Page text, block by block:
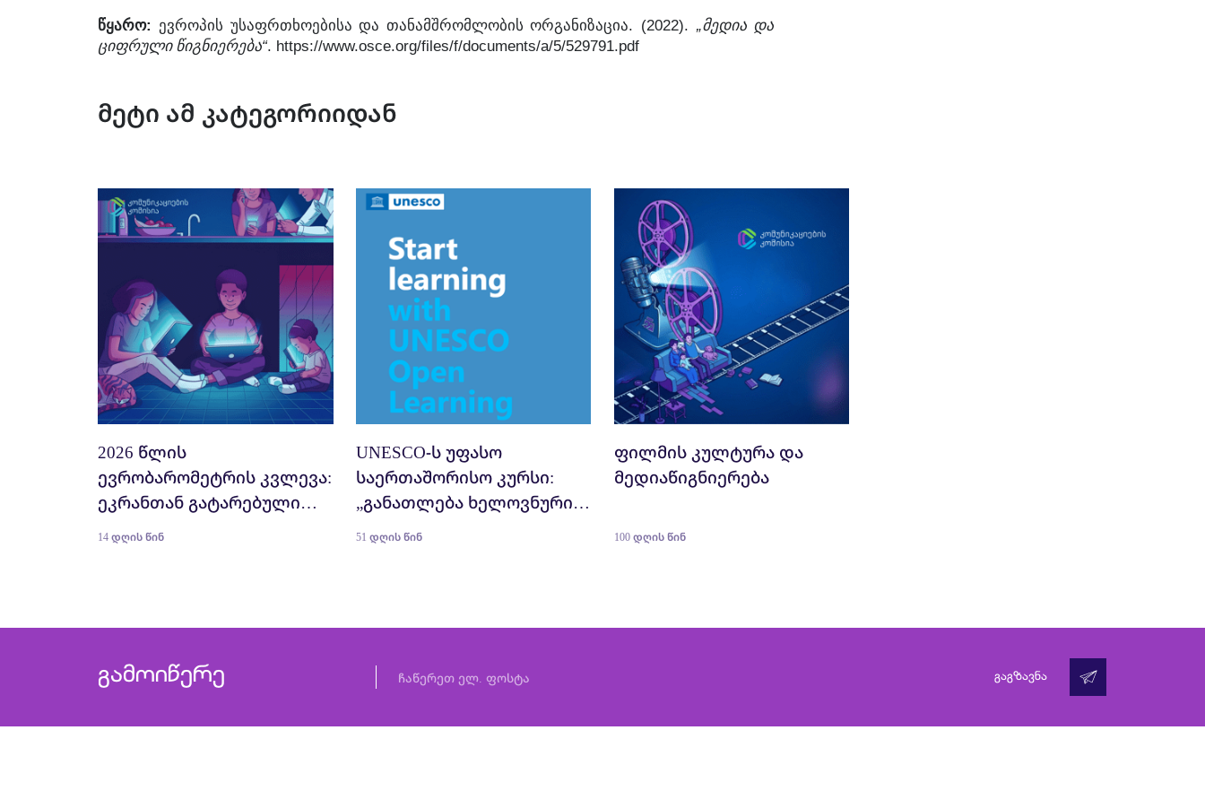
წყარო: ევროპის უსაფრთხოებისა და თანამშრომლობის ორგანიზაცია. (2022). „მედია და
ციფრული წიგნიერება“. https://www.osce.org/files/f/documents/a/5/529791.pdf
მეტი ამ კატეგორიიდან
2026 წლის
ევრობარომეტრის კვლევა:
ეკრანთან გატარებული
14 დღის წინ
UNESCO-ს უფასო
საერთაშორისო კურსი:
„განათლება ხელოვნური
51 დღის წინ
ფილმის კულტურა და
მედიაწიგნიერება
100 დღის წინ
გამოიწერე გაგზავნა